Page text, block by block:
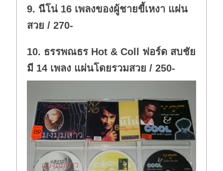
9. นีโน่ 16 เพลงของผู้ชายขี้เหงา แผ่น
สวย / 270-
10. ธรรพณธร Hot & Coll ฟอร์ด สบชัย
มี 14 เพลง แผ่นโดยรวมสวย / 250-